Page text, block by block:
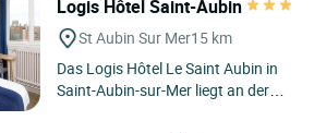
Logis Hôtel Saint-Aubin
St Aubin Sur Mer15 km
Das Logis Hôtel Le Saint Aubin in
Saint-Aubin-sur-Mer liegt an der